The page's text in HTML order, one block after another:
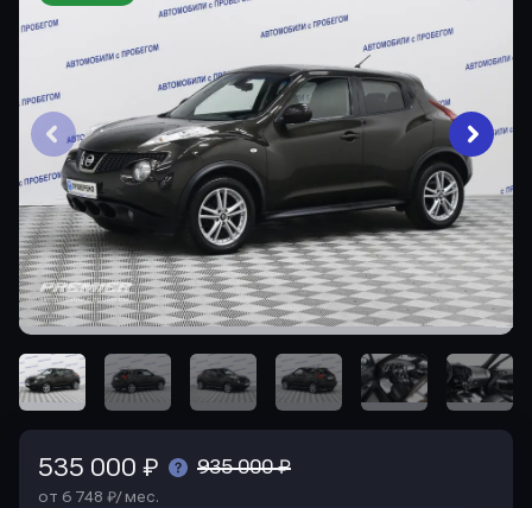
535 000 ₽ 935 000 ₽
от 6 748 ₽/ мес.